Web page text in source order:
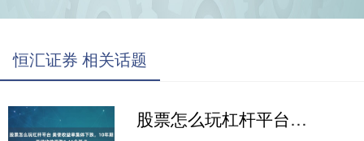
恒汇证券 相关话题
股票怎么玩杠杆平台 美债收益率集体下跌，10年期美债收益率跌5.45个基点